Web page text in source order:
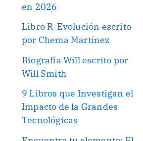
en 2026
Libro R-Evolución escrito
por Chema Martínez
Biografía Will escrito por
Will Smith
9 Libros que Investigan el
Impacto de la Grandes
Tecnológicas